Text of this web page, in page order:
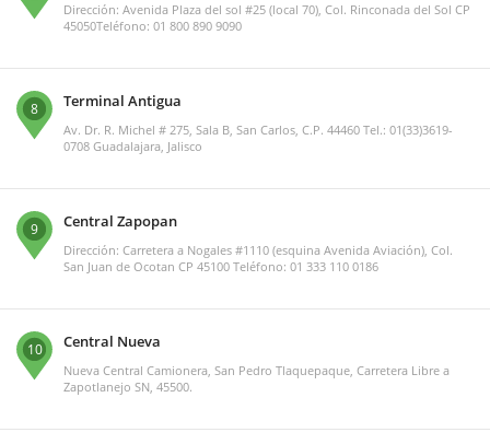
Dirección: Avenida Plaza del sol #25 (local 70), Col. Rinconada del Sol CP
45050Teléfono: 01 800 890 9090
8 Terminal Antigua
Av. Dr. R. Michel # 275, Sala B, San Carlos, C.P. 44460 Tel.: 01(33)3619-
0708 Guadalajara, Jalisco
9 Central Zapopan
Dirección: Carretera a Nogales #1110 (esquina Avenida Aviación), Col.
San Juan de Ocotan CP 45100 Teléfono: 01 333 110 0186
10 Central Nueva
Nueva Central Camionera, San Pedro Tlaquepaque, Carretera Libre a
Zapotlanejo SN, 45500.